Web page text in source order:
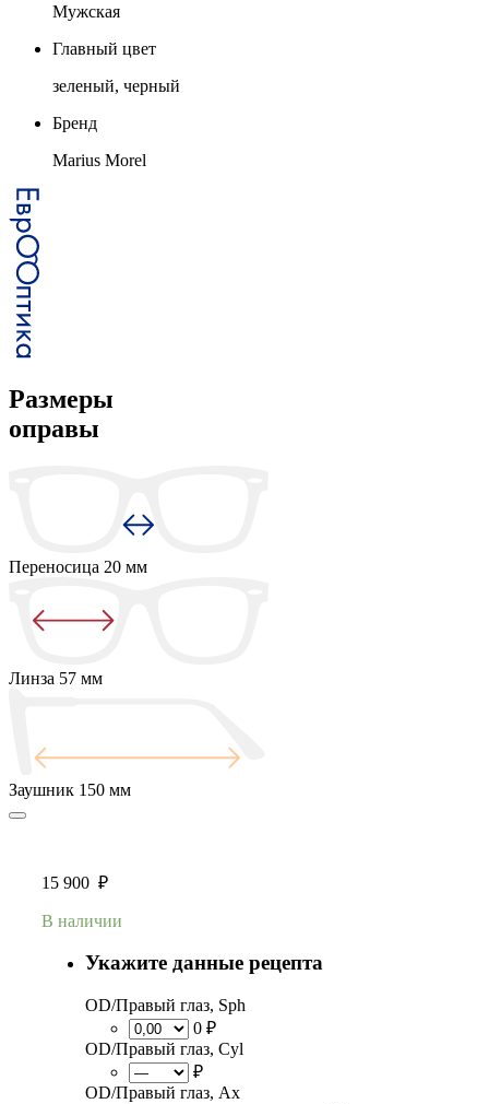
Мужская
Главный цвет
зеленый, черный
Бренд
Marius Morel
Размеры
оправы
Переносица 20 мм
Линза 57 мм
Заушник 150 мм
15 900 ₽
В наличии
Укажите данные рецепта
OD/Правый глаз, Sph
0 ₽
OD/Правый глаз, Cyl
₽
OD/Правый глаз, Ax